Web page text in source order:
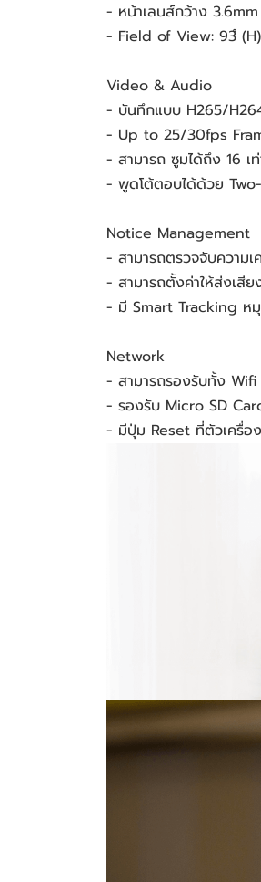
- หน้าเลนส์กว้าง
- Field of View: 93ํ
Video & Audio
- บันทึกแบบ H265/
- Up to 25/30fps
- สามารถ ซูมได้ถึง 16
- พูดโต้ตอบได้ด้วย
Notice Management
- สามารถตรวจจับควา
- สามารถตั้งค่าให้ส่งเสี
- มี Smart Tracking ห
Network
- สามารถรองรับทั้ง Wifi
- รองรับ Micro SD
- มีปุ่ม Reset ที่ตัวเครื่อ